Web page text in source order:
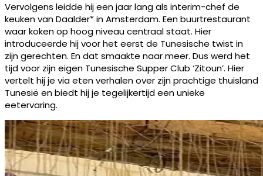
Vervolgens leidde hij een jaar lang als interim-chef de
keuken van Daalder* in Amsterdam. Een buurtrestaurant
waar koken op hoog niveau centraal staat. Hier
introduceerde hij voor het eerst de Tunesische twist in
zijn gerechten. En dat smaakte naar meer. Dus werd het
tijd voor zijn eigen Tunesische Supper Club ‘Zitoun’. Hier
vertelt hij je via eten verhalen over zijn prachtige thuisland
Tunesië en biedt hij je tegelijkertijd een unieke
eetervaring.